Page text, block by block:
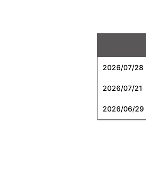
2026/07/28
2026/07/21
2026/06/29